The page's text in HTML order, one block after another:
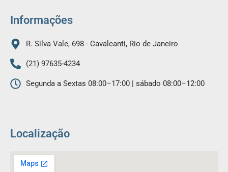
m
Informações
R. Silva Vale, 698 - Cavalcanti, Rio de Janeiro
(21) 97635-4234
Segunda a Sextas 08:00–17:00 | sábado 08:00–12:00
Localização